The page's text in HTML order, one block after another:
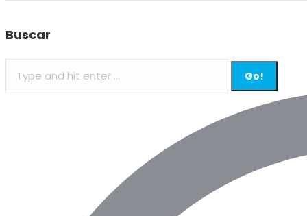
Buscar